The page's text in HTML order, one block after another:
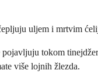
uljem i mrtvim
tokom
više lojnih žlezda.